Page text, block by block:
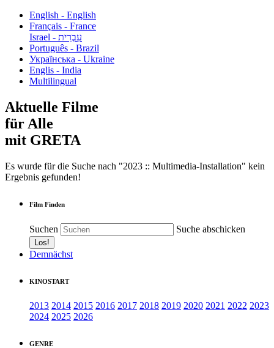
English - English
Français - France
עִבְרִית - Israel
Português - Brazil
Українська - Ukraine
Englis - India
Multilingual
Aktuelle Filme
für Alle
mit GRETA
Es wurde für die Suche nach "2023 :: Multimedia-Installation" kein
Ergebnis gefunden!
Film Finden
Suchen Suche abschicken
Demnächst
KINOSTART
2013 2014 2015 2016 2017 2018 2019 2020 2021 2022 2023
2024 2025 2026
GENRE